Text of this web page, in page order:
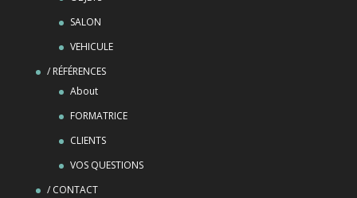
SALON
VEHICULE
/ RÉFÉRENCES
About
FORMATRICE
CLIENTS
VOS QUESTIONS
/ CONTACT